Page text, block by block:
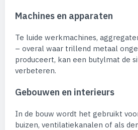
Machines en apparaten
Te luide werkmachines,
– overal waar trillend metaal
produceert, kan een butylmat de
verbeteren.
Gebouwen en interieurs
In de bouw wordt het gebruikt
buizen, ventilatiekanalen of als